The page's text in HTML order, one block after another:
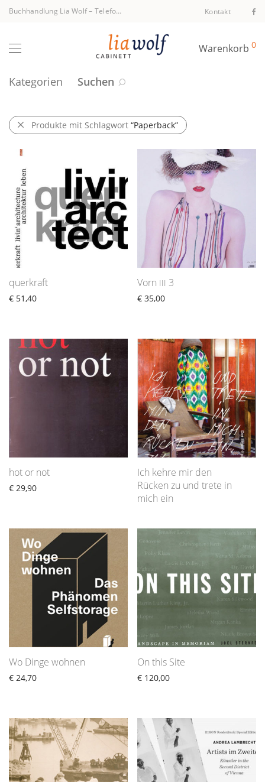
Buchhandlung Lia Wolf– Telefon +43 1 512 40 94 Kontakt
Warenkorb 0
Kategorien Suchen
Produkte mit Schlagwort “Paperback”
querkraft
€ 51,40
Vorn III 3
€ 35,00
hot or not
€ 29,90
Ich kehre mir den
Rücken zu und trete in
mich ein
Wo Dinge wohnen
€ 24,70
On this Site
€ 120,00